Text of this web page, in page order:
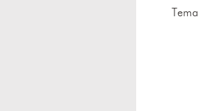
Tema